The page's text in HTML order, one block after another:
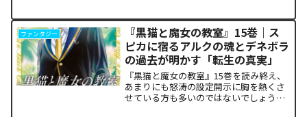
静寂が、一瞬にして極限の戦場へと変貌
するスリルに、多くの読者が...
ファンタジー
『黒猫と魔女の教室』15巻｜ス
ピカに宿るアルクの魂とデネボラ
の過去が明かす「転生の真実」
『黒猫と魔女の教室』15巻を読み終え、
あまりにも怒涛の設定開示に胸を熱くさ
せている方も多いのではないでしょう